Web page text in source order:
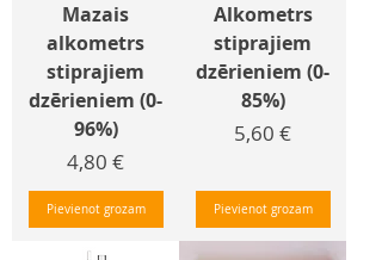
Mazais
alkometrs
stiprajiem
dzērieniem (0-
96%)
Cena
4,80 €
Pievienot grozam
Alkometrs
stiprajiem
dzērieniem (0-
85%)
Cena
5,60 €
Pievienot grozam